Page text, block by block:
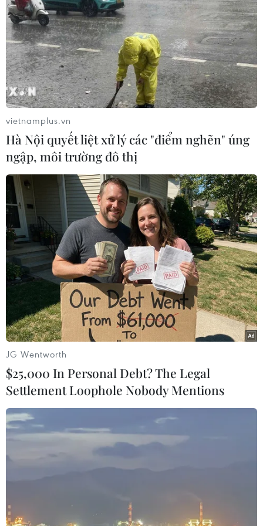
người bị thương
07/08/2026 00:50
Ớt nhập khẩu từ Mexico khiến hàng
trăm người tiêu dùng Mỹ nhiễm
khuẩn Salmonella
Bánh xèo tôm nhảy - món ăn phải
thử khi đến Quy Nhơn
07/08/2026 00:00
Chưa có bằng chứng truyền máu trẻ
giúp chống lão hóa
06/08/2026 23:16
Xung đột Israel-Hamas: Ít nhất 300
trẻ em thiệt mạng trong 300 ngày
qua
Nước thải từ máy bay có thể giúp
phát hiện sớm nguy cơ đại dịch
06/08/2026 22:30
trong vụ vượt biển ồ ạt vào Ceuta
06/08/2026 16:03
vietnamplus.vn
Hà Nội quyết liệt xử lý các "điểm nghẽn" úng
ngập, môi trường đô thị
JG Wentworth
$25,000 In Personal Debt? The Legal
Settlement Loophole Nobody Mentions